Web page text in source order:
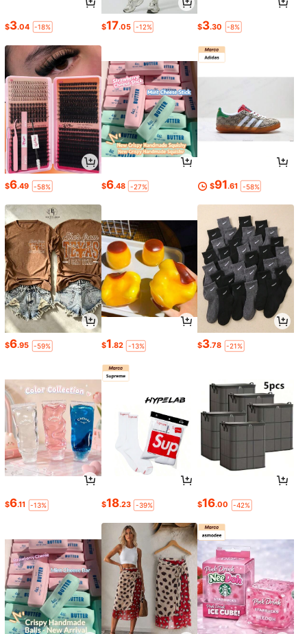
$3.04 -18% $17.05 -12% $3.30 -8%
$6.49 -58% $6.48 -27% $91.61 -58%
$6.95 -59% $1.82 -13% $3.78 -21%
$6.11 -13% $18.23 -39% $16.00 -42%